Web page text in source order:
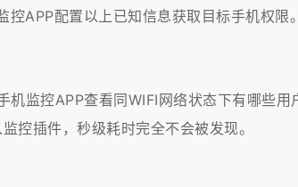
APP配置以上已知信息获取目标手机权限。
监控APP查看同WIFI网络状态下有哪些用
控插件，秒级耗时完全不会被发现。